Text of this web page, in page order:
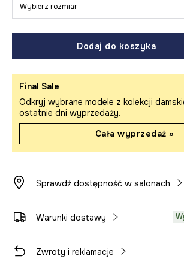
Wybierz rozmiar
Dodaj do koszyka
Final Sale
Odkryj wybrane modele z kolekcji
ostatnie dni wyprzedaży.
Cała wyprzedaż »
Sprawdź dostępność w salonach
Warunki dostawy
Zwroty i reklamacje